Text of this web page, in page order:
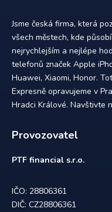
Jsme česká firma, která
všech městech, kde
nejrychlejším a nejlépe
telefonů značek Apple
Huawei, Xiaomi, Honor.
Expresně opravujeme v
Hradci Králové. Navštivte
Provozovatel
PTF financial s.r.o.
IČO: 28806361
DIČ: CZ28806361